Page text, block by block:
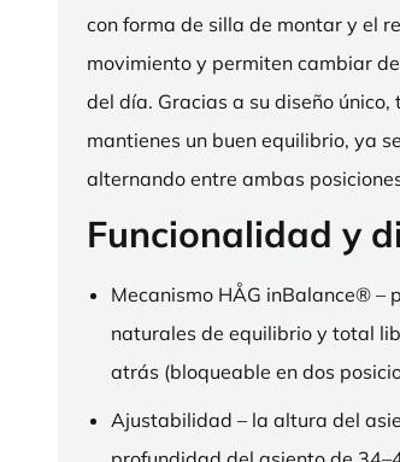
con forma de silla de montar y el
movimiento y permiten cambiar
del día. Gracias a su diseño
mantienes un buen equilibrio, ya
alternando entre ambas
Funcionalidad y
Mecanismo HÅG inBalance® –
naturales de equilibrio y total
atrás (bloqueable en dos
Ajustabilidad – la altura del